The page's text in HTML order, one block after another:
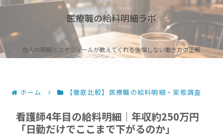
医療職の給料明細ラボ
他人の明細とスケジュールが教えてくれる後悔しない働き方の正解
ホーム 【徹底比較】医療職の給料明細・実態調査
看護師4年目の給料明細｜年収約250万円
「日勤だけでここまで下がるのか」